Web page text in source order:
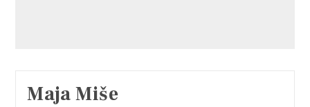
Maja Miše